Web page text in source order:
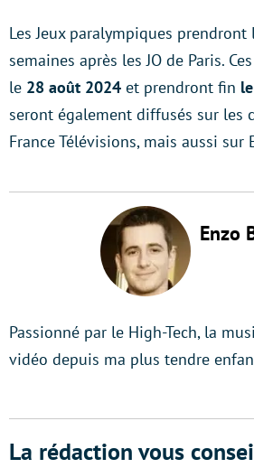
Les Jeux paralympiques
semaines après les JO de Paris.
le 28 août 2024 et prendront fin
seront également diffusés sur les
France Télévisions, mais aussi sur
Enzo
Passionné par le High-Tech, la
vidéo depuis ma plus tendre
La rédaction vous